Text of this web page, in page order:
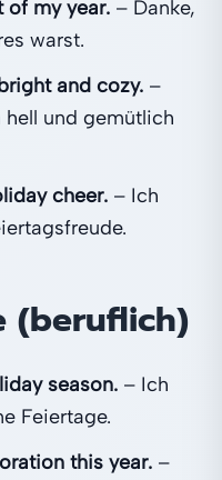
of my year. – Danke,
warst.
and cozy. –
und gemütlich
cheer. – Ich
(beruflich)
season. – Ich
Feiertage.
this year. –